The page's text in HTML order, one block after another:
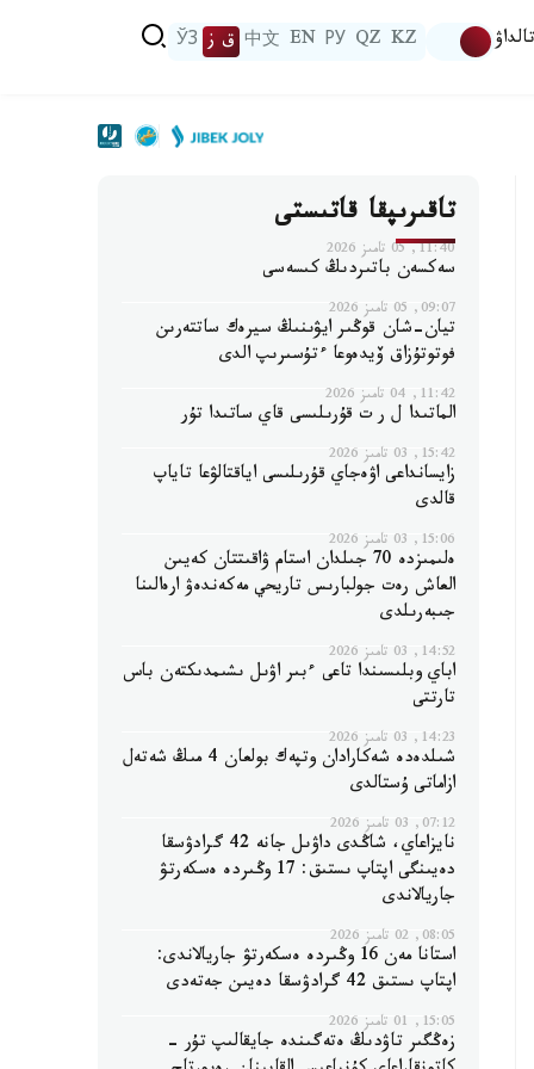
تالداۋ KZ
QZ
РУ
EN
中文 ق ز ЎЗ
تاقىرىپقا قاتىستى
11:40, 05 تامىز 2026
سەكسەن باتىردىڭ كىسەسى
09:07, 05 تامىز 2026
تيان-شان قوڭىر ايۋىنىڭ سيرەك ساتتەرىن
فوتوتۇزاق ۆيدەوعا ءتۇسىرىپ الدى
11:42, 04 تامىز 2026
الماتىدا ل ر ت قۇرىلىسى قاي ساتىدا تۇر
15:42, 03 تامىز 2026
زايسانداعى اۋەجاي قۇرىلىسى اياقتالۋعا تاياپ
قالدى
15:06, 03 تامىز 2026
ەلىمىزدە 70 جىلدان استام ۋاقىتتان كەيىن
العاش رەت جولبارىس تاريحي مەكەندەۋ ارەالىنا
جىبەرىلدى
14:52, 03 تامىز 2026
اباي وبلىسىندا تاعى ءبىر اۋىل ىشىمدىكتەن باس
تارتتى
14:23, 03 تامىز 2026
شىلدەدە شەكارادان وتپەك بولعان 4 مىڭ شەتەل
ازاماتى ۇستالدى
07:12, 03 تامىز 2026
نايزاعاي، شاڭدى داۋىل جانە 42 گرادۋسقا
دەيىنگى اپتاپ ىستىق: 17 وڭىردە ەسكەرتۋ
جاريالاندى
08:05, 02 تامىز 2026
استانا مەن 16 وڭىردە ەسكەرتۋ جاريالاندى:
اپتاپ ىستىق 42 گرادۋسقا دەيىن جەتەدى
15:05, 01 تامىز 2026
زەڭگىر تاۋدىڭ ەتەگىندە جايقالىپ تۇر -